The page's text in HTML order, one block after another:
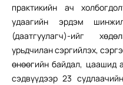
практикийн ач
удаагийн эрдэм
(даатгуулагч)-ийг
урьдчилан сэргийлэх,
өнөөгийн байдал, цаашид
сэдвүүдээр 23